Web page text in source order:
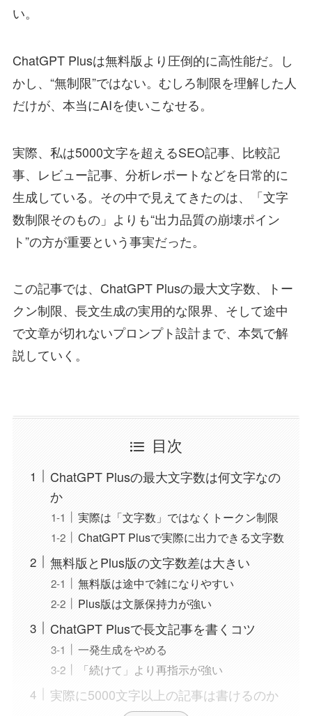
い。
ChatGPT Plusは無料版より圧倒的に高性能だ。し
かし、“無制限”ではない。むしろ制限を理解した人
だけが、本当にAIを使いこなせる。
実際、私は5000文字を超えるSEO記事、比較記
事、レビュー記事、分析レポートなどを日常的に
生成している。その中で見えてきたのは、「文字
数制限そのもの」よりも“出力品質の崩壊ポイン
ト”の方が重要という事実だった。
この記事では、ChatGPT Plusの最大文字数、トー
クン制限、長文生成の実用的な限界、そして途中
で文章が切れないプロンプト設計まで、本気で解
説していく。
目次
ChatGPT Plusの最大文字数は何文字なの
か
実際は「文字数」ではなくトークン制限
ChatGPT Plusで実際に出力できる文字数
無料版とPlus版の文字数差は大きい
無料版は途中で雑になりやすい
Plus版は文脈保持力が強い
ChatGPT Plusで長文記事を書くコツ
一発生成をやめる
「続けて」より再指示が強い
実際に5000文字以上の記事は書けるのか